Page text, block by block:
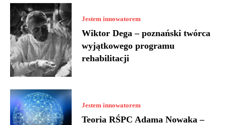
Jestem innowatorem
Wiktor Dega – poznański twórca
wyjątkowego programu
rehabilitacji
Jestem innowatorem
Teoria RŚPC Adama Nowaka –